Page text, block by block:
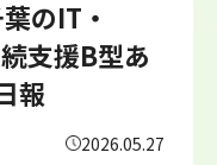
のIT・
支援B型あ
報
2026.05.27